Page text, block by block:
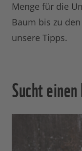
Menge für die
Baum bis zu
unsere Tipps.
Sucht